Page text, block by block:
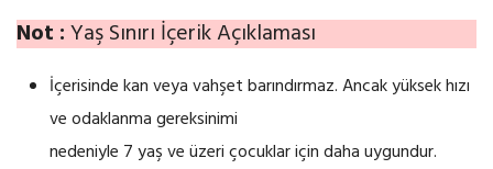
Not :Yaş Sınırı İçerik Açıklaması
İçerisinde kan veya vahşet barındırmaz. Ancak yüksek hızı
ve odaklanma gereksinimi
nedeniyle 7 yaş ve üzeri çocuklar için daha uygundur.